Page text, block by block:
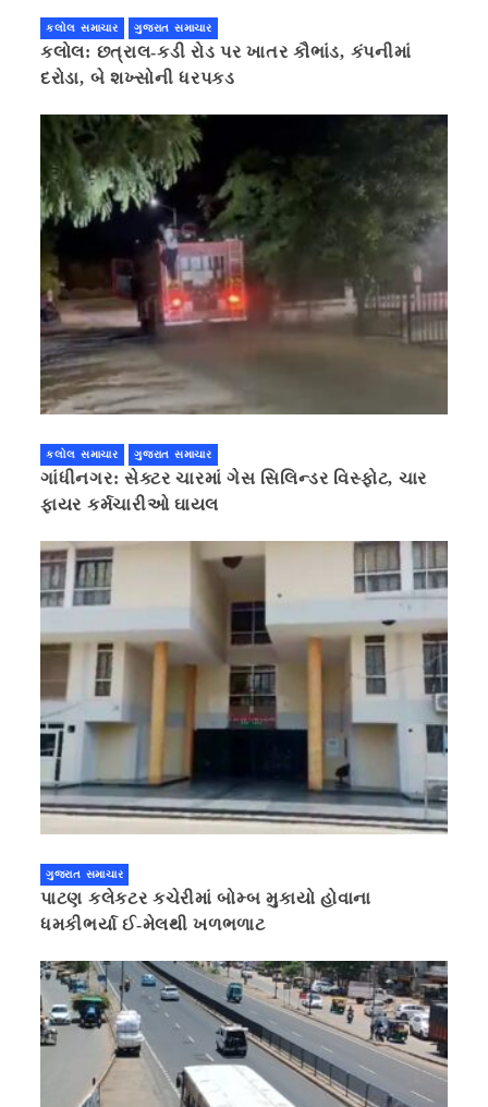
કલોલ સમાચાર ગુજરાત સમાચાર
કલોલ: છત્રાલ-કડી રોડ પર ખાતર કૌભાંડ, કંપનીમાં
દરોડા, બે શખ્સોની ધરપકડ
કલોલ સમાચાર ગુજરાત સમાચાર
ગાંધીનગર: સેક્ટર ચારમાં ગેસ સિલિન્ડર વિસ્ફોટ, ચાર
ફાયર કર્મચારીઓ ઘાયલ
ગુજરાત સમાચાર
પાટણ કલેકટર કચેરીમાં બોમ્બ મુકાયો હોવાના
ધમકીભર્યા ઈ-મેલથી ખળભળાટ